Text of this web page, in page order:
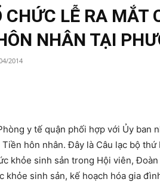
CHỨC LỄ RA MẮT
NHÂN TẠI
2014
y tế quận phối hợp với Ủy ban
Tiền hôn nhân. Đây là Câu lạc bộ
khỏe sinh sản trong Hội viên,
khỏe sinh sản, kế hoạch hóa gia